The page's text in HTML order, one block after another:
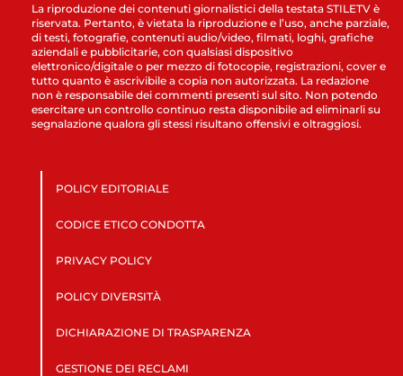
La riproduzione dei contenuti giornalistici della testata STILETV è
riservata. Pertanto, è vietata la riproduzione e l’uso, anche parziale,
di testi, fotografie, contenuti audio/video, filmati, loghi, grafiche
aziendali e pubblicitarie, con qualsiasi dispositivo
elettronico/digitale o per mezzo di fotocopie, registrazioni, cover e
tutto quanto è ascrivibile a copia non autorizzata. La redazione
non è responsabile dei commenti presenti sul sito. Non potendo
esercitare un controllo continuo resta disponibile ad eliminarli su
segnalazione qualora gli stessi risultano offensivi e oltraggiosi.
POLICY EDITORIALE
CODICE ETICO CONDOTTA
PRIVACY POLICY
POLICY DIVERSITÀ
DICHIARAZIONE DI TRASPARENZA
GESTIONE DEI RECLAMI